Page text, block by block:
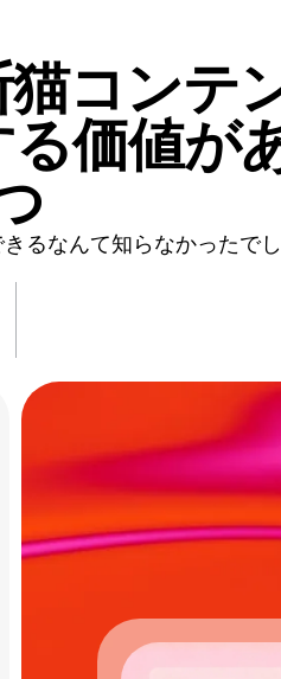
コンテ
価値が
るなんて知らなかったで